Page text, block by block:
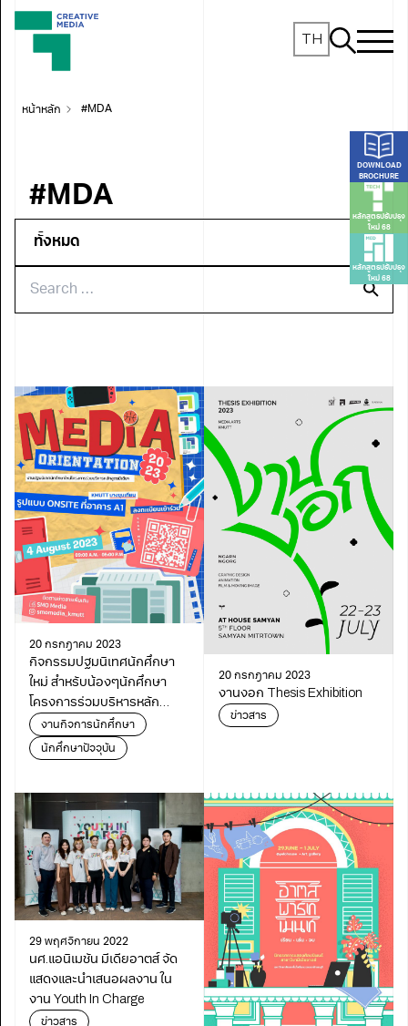
TH
DOWNLOAD
BROCHURE
หลักสูตรปรับปรุง
ใหม่ 68
หลักสูตรปรับปรุง
ใหม่ 68
หน้าหลัก #MDA
#MDA
20 กรกฎาคม 2023
กิจกรรมปฐมนิเทศนักศึกษา
ใหม่ สำหรับน้องๆนักศึกษา
โครงการร่วมบริหารหลัก
สูตรฯ ปีการศึกษา 2566
งานกิจการนักศึกษา
นักศึกษาปัจจุบัน
20 กรกฎาคม 2023
งานงอก Thesis Exhibition
ข่าวสาร
29 พฤศจิกายน 2022
นศ.แอนิเมชัน มีเดียอาตส์ จัด
แสดงและนำเสนอผลงาน ใน
งาน Youth In Charge
ข่าวสาร